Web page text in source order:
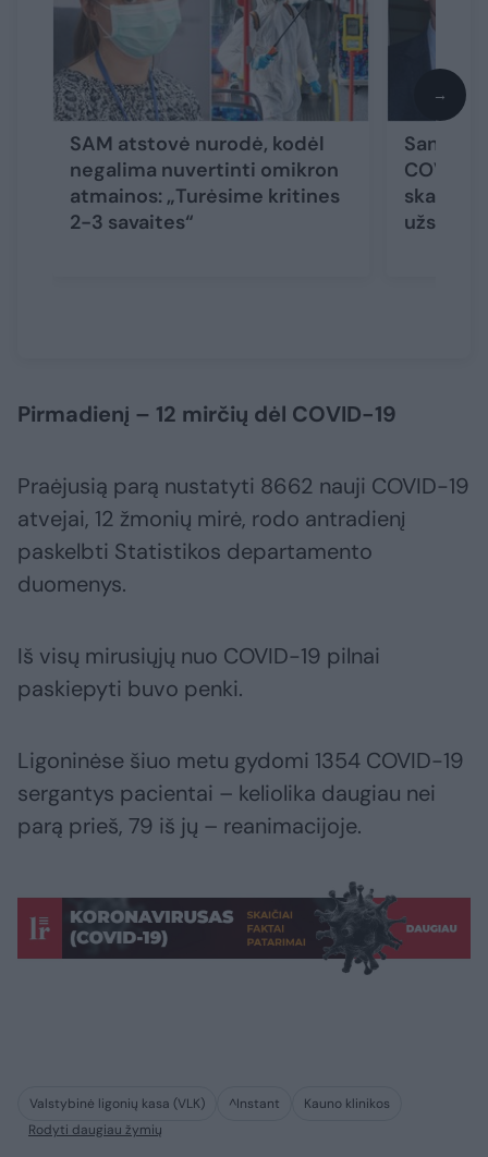
SAM atstovė nurodė, kodėl
negalima nuvertinti omikron
atmainos: „Turėsime kritines
2-3 savaites“
COVID-
skaičius
→
Pirmadienį – 12 mirčių dėl COVID-19
Praėjusią parą nustatyti 8662 nauji COVID-19
atvejai, 12 žmonių mirė, rodo antradienį
paskelbti Statistikos departamento
duomenys.
Iš visų mirusiųjų nuo COVID-19 pilnai
paskiepyti buvo penki.
Ligoninėse šiuo metu gydomi 1354 COVID-19
sergantys pacientai – keliolika daugiau nei
parą prieš, 79 iš jų – reanimacijoje.
Valstybinė ligonių kasa (VLK) ^Instant
Kauno klinikos
Rodyti daugiau žymių